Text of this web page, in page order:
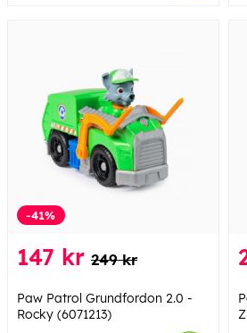
-41%
147 kr 249 kr
Paw Patrol Grundfordon 2.0 -
Rocky (6071213)